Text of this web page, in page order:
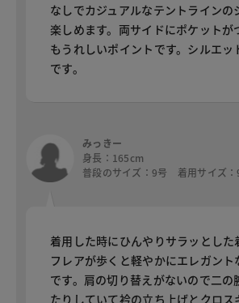
なしでカジュアルなテントラインの
楽しめます。両サイドにポケットが
もうれしいポイントです。シルエッ
です。
みっきー
身長：165cm
普段のサイズ：9号 着用サイズ：
着用した時にひんやりサラッとした
フレアが歩くと軽やかにエレガント
です。肩の切り替えがないので二の
たりしていて衿の立ち上げとクロス